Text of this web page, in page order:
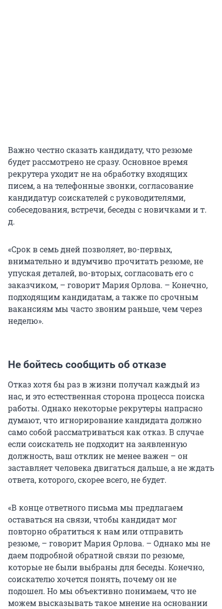
Важно честно сказать кандидату, что резюме
будет рассмотрено не сразу. Основное время
рекрутера уходит не на обработку входящих
писем, а на телефонные звонки, согласование
кандидатур соискателей с руководителями,
собеседования, встречи, беседы с новичками и т.
д.
«Срок в семь дней позволяет, во-первых,
внимательно и вдумчиво прочитать резюме, не
упуская деталей, во-вторых, согласовать его с
заказчиком, – говорит Мария Орлова. – Конечно,
подходящим кандидатам, а также по срочным
вакансиям мы часто звоним раньше, чем через
неделю».
Не бойтесь сообщить об отказе
Отказ хотя бы раз в жизни получал каждый из
нас, и это естественная сторона процесса поиска
работы. Однако некоторые рекрутеры напрасно
думают, что игнорирование кандидата должно
само собой рассматриваться как отказ. В случае
если соискатель не подходит на заявленную
должность, ваш отклик не менее важен – он
заставляет человека двигаться дальше, а не ждать
ответа, которого, скорее всего, не будет.
«В конце ответного письма мы предлагаем
оставаться на связи, чтобы кандидат мог
повторно обратиться к нам или отправить
резюме, – говорит Мария Орлова. – Однако мы не
даем подробной обратной связи по резюме,
которые не были выбраны для беседы. Конечно,
соискателю хочется понять, почему он не
подошел. Но мы объективно понимаем, что не
можем высказывать такое мнение на основании